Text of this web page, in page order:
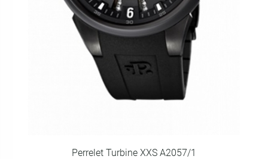
Perrelet Turbine XXS A2057/1